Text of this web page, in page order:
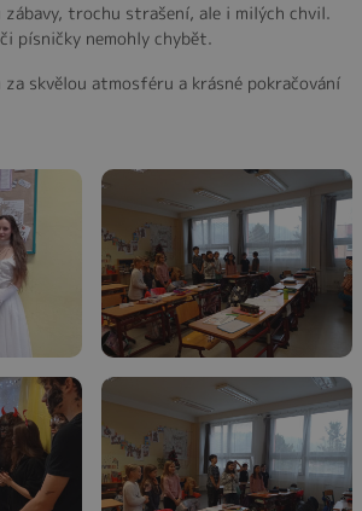
trochu strašení, ale i milých chvil.
písničky nemohly chybět.
za skvělou atmosféru a krásné pokračování